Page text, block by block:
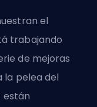
el
trabajando
de mejoras
la pelea del
están